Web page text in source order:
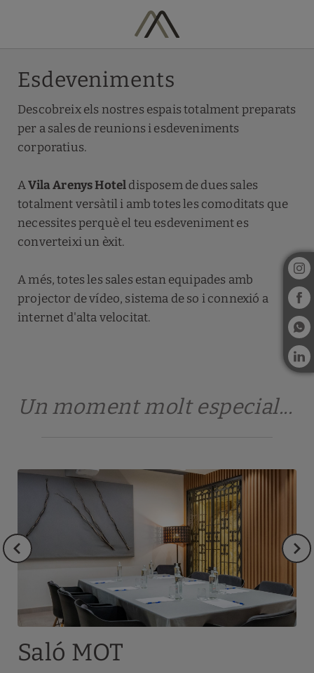
Esdeveniments
Descobreix els nostres espais totalment preparats
per a sales de reunions i esdeveniments
corporatius.
AVila Arenys Hoteldisposem de dues sales
totalment versàtil i amb totes les comoditats que
necessites perquè el teu esdeveniment es
converteixi un èxit.
A més, totes les sales estan equipades amb
projector de vídeo, sistema de so i connexió a
internet d'alta velocitat.
Un moment molt especial...
Saló MOT